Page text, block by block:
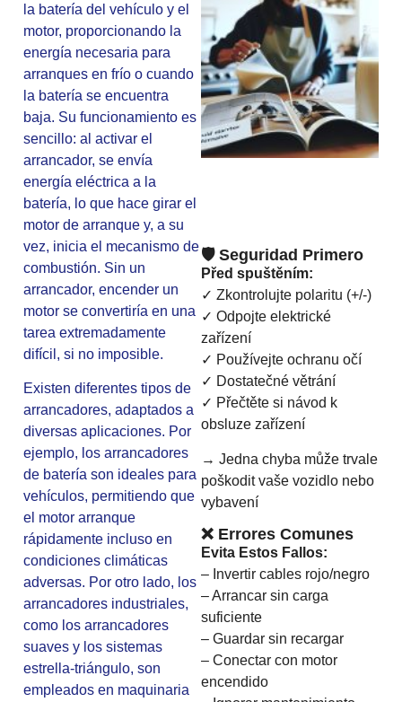
la batería del vehículo y el
motor, proporcionando la
energía necesaria para
arranques en frío o cuando
la batería se encuentra
baja. Su funcionamiento es
sencillo: al activar el
arrancador, se envía
energía eléctrica a la
batería, lo que hace girar el
motor de arranque y, a su
vez, inicia el mecanismo de
combustión. Sin un
arrancador, encender un
motor se convertiría en una
tarea extremadamente
difícil, si no imposible.
Existen diferentes tipos de
arrancadores, adaptados a
diversas aplicaciones. Por
ejemplo, los arrancadores
de batería son ideales para
vehículos, permitiendo que
el motor arranque
rápidamente incluso en
condiciones climáticas
adversas. Por otro lado, los
arrancadores industriales,
como los arrancadores
suaves y los sistemas
estrella-triángulo, son
empleados en maquinaria
🛡️ Seguridad Primero
Před spuštěním:
✓ Zkontrolujte polaritu (+/-)
✓ Odpojte elektrické
zařízení
✓ Používejte ochranu očí
✓ Dostatečné větrání
✓ Přečtěte si návod k
obsluze zařízení
→ Jedna chyba může trvale
poškodit vaše vozidlo nebo
vybavení
❌ Errores Comunes
Evita Estos Fallos:
– Invertir cables rojo/negro
– Arrancar sin carga
suficiente
– Guardar sin recargar
– Conectar con motor
encendido